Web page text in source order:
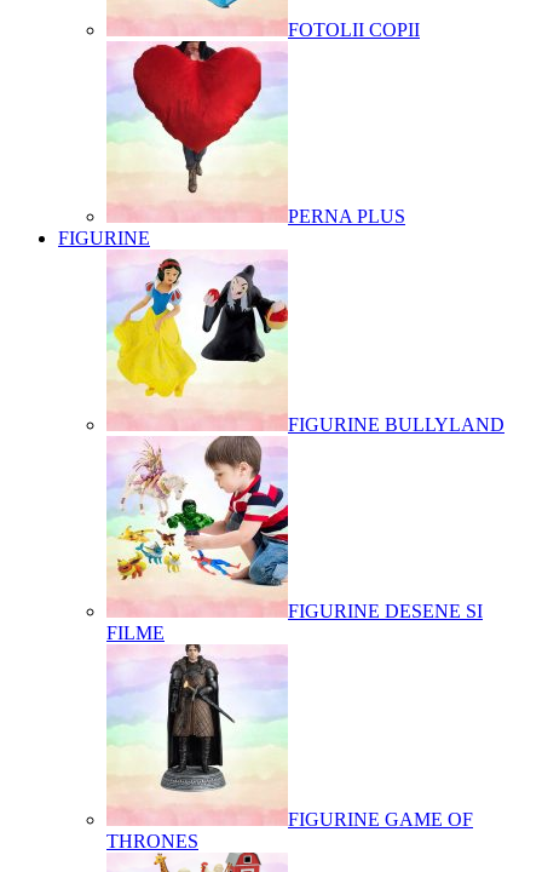
FOTOLII COPII
PERNA PLUS
FIGURINE
FIGURINE BULLYLAND
FIGURINE DESENE SI
FILME
FIGURINE GAME OF
THRONES